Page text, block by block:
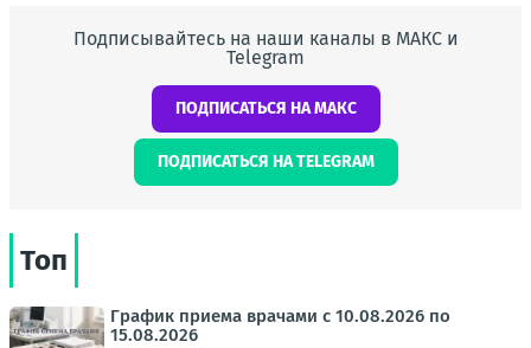
Подписывайтесь на наши каналы в МАКС и
Telegram
ПОДПИСАТЬСЯ НА МАКС
ПОДПИСАТЬСЯ НА TELEGRAM
Топ
График приема врачами с 10.08.2026 по
15.08.2026